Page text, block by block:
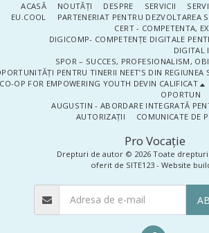
Pro Vocaţie
Drepturi de autor © 2026 Toate
oferit de SITE123- Website
ACASĂ NOUTĂŢI DESPRE SERVICII
EU.COOL
PARTENERIAT PENTRU DEZVOLTAREA
CERT - COMPETENTA,
DIGICOMP- COMPETENȚE DIGITALE
DIGITAL
SPOR – SUCCES, PROFESIONALISM,
PENTRU TINERII NEET’S DIN
CO-OP FOR EMPOWERING YOUTH DEVIN CALIFICAT
OPORTUN
AUGUSTIN - ABORDARE INTEGRATĂ
AUTORIZAȚII
COMUNICATE DE